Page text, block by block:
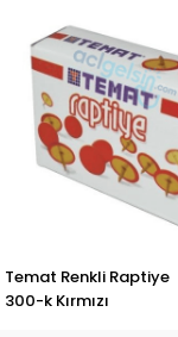
Temat Renkli Raptiye
300-k Kırmızı